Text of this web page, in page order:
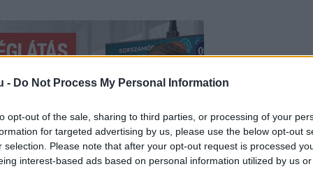
- Do Not Process My Personal Information
opt-out of the sale, sharing to third parties, or processing of your
for targeted advertising by us, please use the below opt-out
selection. Please note that after your opt-out request is processed
interest-based ads based on personal information utilized by us